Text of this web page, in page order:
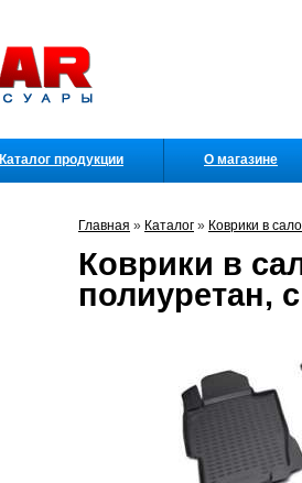
Главная » Каталог » Коврики в
Коврики в
полиуретан,
Каталог продукции О магазине